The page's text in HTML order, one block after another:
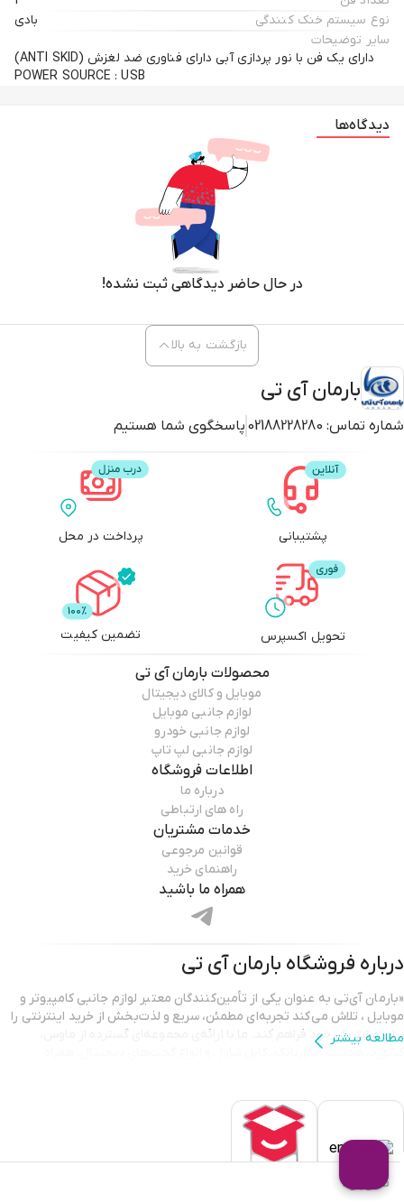
ناموجود
نوع سیستم خنک کنندگی
بادی
سایر توضیحات
دارای یک فن با نور پردازی آبی دارای فناوری ضد لغزش (ANTI SKID)
POWER SOURCE : USB
دیدگاه‌ها
در حال حاضر دیدگاهی ثبت نشده!
بارمان آی تی
شماره تماس: 02188228280 پاسخگوی شما هستیم
بازگشت به بالا
پشتیبانی پرداخت در محل
تحویل اکسپرس تضمین کیفیت
محصولات بارمان آی تی
موبایل و کالای دیجیتال
لوازم جانبی موبایل
لوازم جانبی خودرو
لوازم جانبی لپ تاپ
اطلاعات فروشگاه
درباره ما
راه های ارتباطی
خدمات مشتریان
قوانین مرجوعی
راهنمای خرید
همراه ما باشید
درباره فروشگاه بارمان آی تی
«بارمان آی‌تی به عنوان یکی از تأمین‌کنندگان معتبر لوازم جانبی کامپیوتر و
موبایل ، تلاش می‌کند تجربه‌ای مطمئن، سریع و لذت‌بخش از خرید اینترنتی را
برای مشتریان خود فراهم کند. ما با ارائه‌ی مجموعه‌ای گسترده از ماوس،
کیبورد، هدست، پاوربانک، کابل شارژ ،و انواع گجت‌های دیجیتال، همراه
تمامی محصولات ارائه شده در بارمان آی‌تی دارای اصالت و گارانتی معتبر
هستند تا مشتریان با اطمینان کامل خرید کنند. تیم پشتیبانی ما نیز همیشه
آماده‌ی پاسخگویی و راهنمایی است تا شما بهترین انتخاب را متناسب با نیاز
خود داشته باشید. انتخاب بارمان آی‌تی یعنی انتخاب کیفیت، قیمت مناسب و
خریدی آسان.»
مطالعه بیشتر